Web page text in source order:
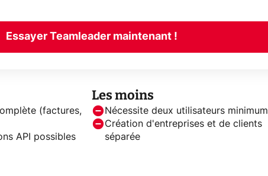
Essayer Teamleader maintenant !
(factures,
API possibles
Les moins
Nécessite deux utilisateurs minimum
Création d'entreprises et de clients
séparée